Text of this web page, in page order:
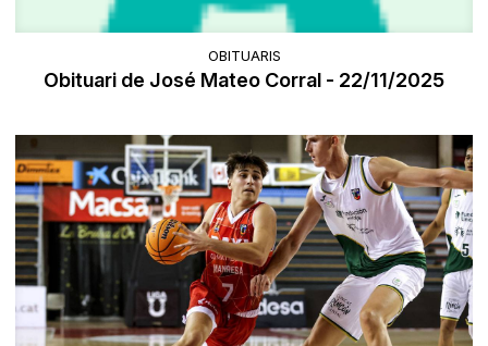
OBITUARIS
Obituari de José Mateo Corral - 22/11/2025